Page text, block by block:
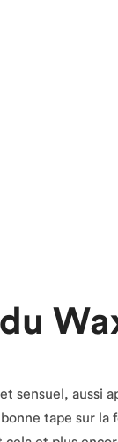
sensuel, aussi
tape sur la